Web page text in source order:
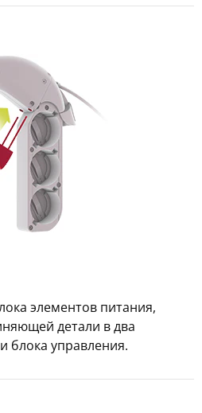
элементов питания,
детали в два
блока управления.